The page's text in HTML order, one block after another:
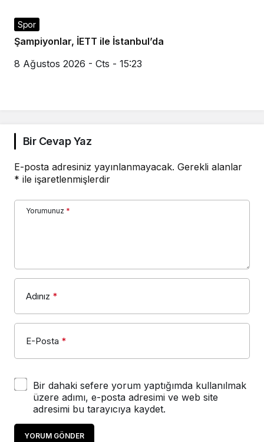
Spor
Şampiyonlar, İETT ile İstanbul’da
8 Ağustos 2026 - Cts - 15:23
Bir Cevap Yaz
E-posta adresiniz yayınlanmayacak. Gerekli alanlar
* ile işaretlenmişlerdir
Yorumunuz *
Adınız *
E-Posta *
Bir dahaki sefere yorum yaptığımda kullanılmak
üzere adımı, e-posta adresimi ve web site
adresimi bu tarayıcıya kaydet.
YORUM GÖNDER